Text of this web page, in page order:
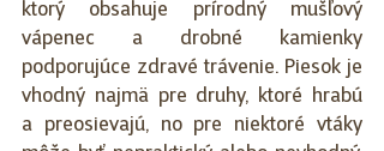
ktorý obsahuje prírodný mušľový
vápenec a drobné kamienky
podporujúce zdravé trávenie. Piesok je
vhodný najmä pre druhy, ktoré hrabú
a preosievajú, no pre niektoré vtáky